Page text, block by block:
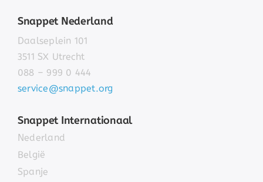
Snappet Nederland
Daalseplein 101
3511 SX Utrecht
088 – 999 0 444
service@snappet.org
Snappet Internationaal
Nederland
België
Spanje